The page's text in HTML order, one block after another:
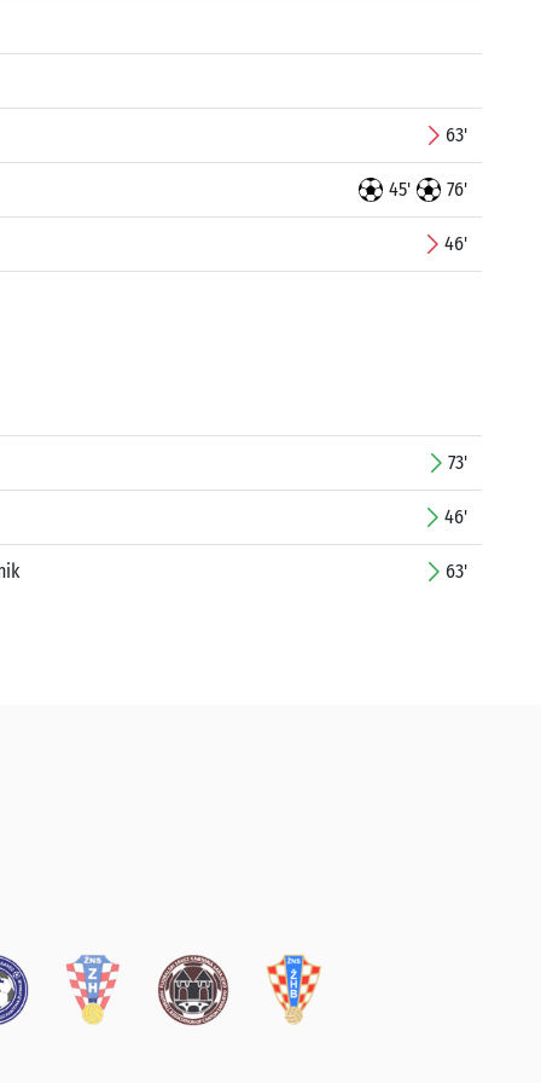
63'
45' 76'
46'
73'
46'
63'